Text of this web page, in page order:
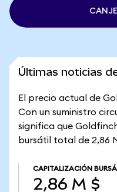
Últimas noticias
El precio actual de
Con un suministro
significa que
bursátil total de 2,86
CAPITALIZACIÓN
2,86 M $